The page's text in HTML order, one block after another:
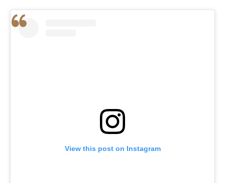
View this post on Instagram